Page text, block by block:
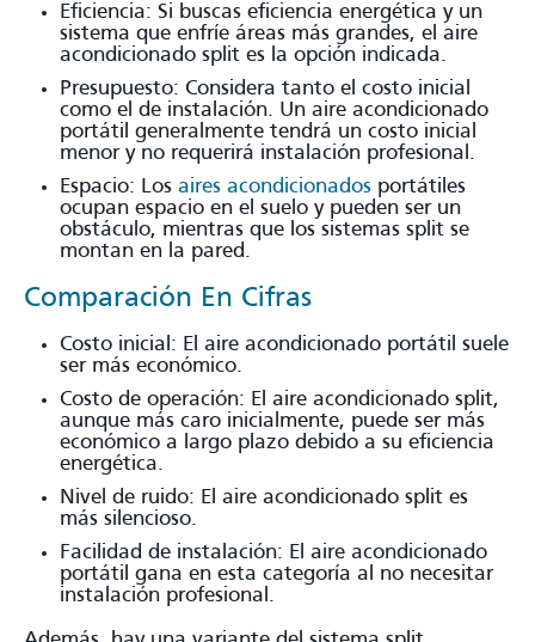
Eficiencia: Si buscas eficiencia energética y un
sistema que enfríe áreas más grandes, el aire
acondicionado split es la opción indicada.
Presupuesto: Considera tanto el costo inicial
como el de instalación. Un aire acondicionado
portátil generalmente tendrá un costo inicial
menor y no requerirá instalación profesional.
Espacio: Los aires acondicionados portátiles
ocupan espacio en el suelo y pueden ser un
obstáculo, mientras que los sistemas split se
montan en la pared.
Comparación En Cifras
Costo inicial: El aire acondicionado portátil suele
ser más económico.
Costo de operación: El aire acondicionado split,
aunque más caro inicialmente, puede ser más
económico a largo plazo debido a su eficiencia
energética.
Nivel de ruido: El aire acondicionado split es
más silencioso.
Facilidad de instalación: El aire acondicionado
portátil gana en esta categoría al no necesitar
instalación profesional.